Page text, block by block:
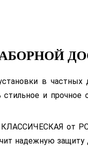
в
стильное и
от
надежную